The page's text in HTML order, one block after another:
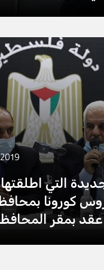
التي
كورونا
بمقر